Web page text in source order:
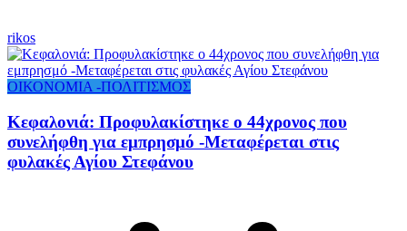
rikos
ΟΙΚΟΝΟΜΙΑ -ΠΟΛΙΤΙΣΜΟΣ
Κεφαλονιά: Προφυλακίστηκε ο 44χρονος που
συνελήφθη για εμπρησμό -Μεταφέρεται στις
φυλακές Αγίου Στεφάνου